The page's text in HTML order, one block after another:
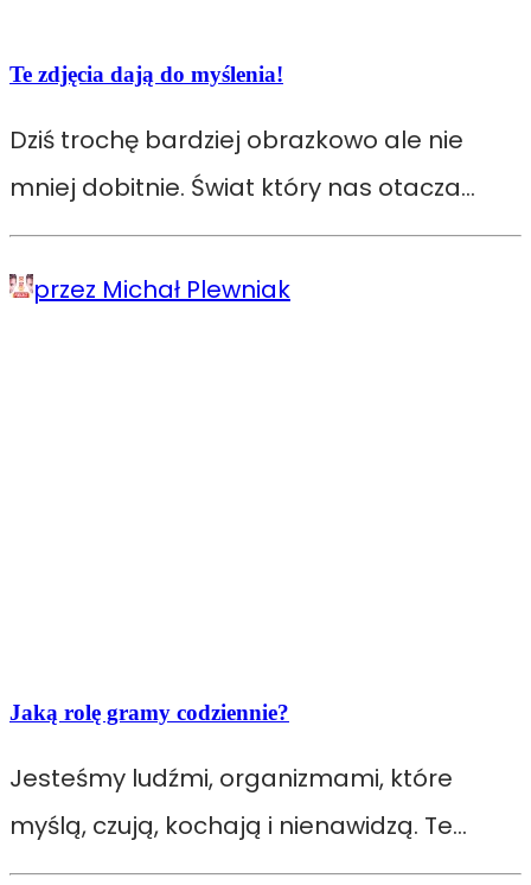
Te zdjęcia dają do myślenia!
Dziś trochę bardziej obrazkowo ale nie
mniej dobitnie. Świat który nas otacza…
przez Michał Plewniak
Jaką rolę gramy codziennie?
Jesteśmy ludźmi, organizmami, które
myślą, czują, kochają i nienawidzą. Te…